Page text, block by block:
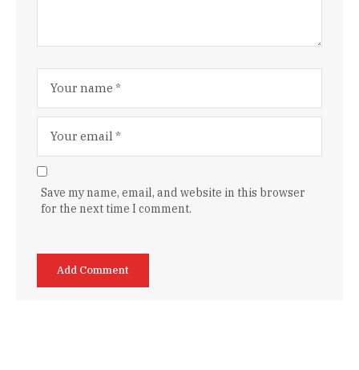
Save my name, email, and website in this browser
for the next time I comment.